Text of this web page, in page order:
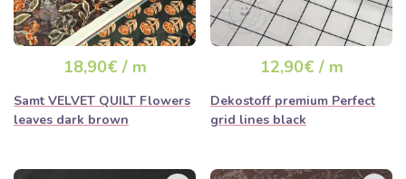
18,90€ / m
Samt VELVET QUILT Flowers
leaves dark brown
12,90€ / m
Dekostoff premium Perfect
grid lines black